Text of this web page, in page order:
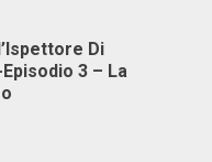
Di
3 – La